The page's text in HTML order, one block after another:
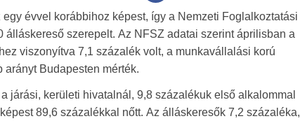
évvel korábbihoz képest, így a Nemzeti Foglalkoztatási
szerepelt. Az NFSZ adatai szerint áprilisban a
viszonyítva 7,1 százalék volt, a munkavállalási korú
Budapesten mérték.
járási, kerületi hivatalnál, 9,8 százalékuk első alkalommal
89,6 százalékkal nőtt. Az álláskeresők 7,2 százaléka,